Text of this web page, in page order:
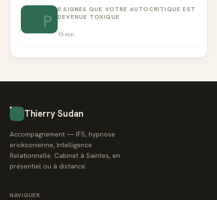
P
5 SIGNES QUE VOTRE AUTOCRITIQUE EST
DEVENUE TOXIQUE
13 min
Thierry Sudan
Accompagnement — IFS, hypnose
ericksonienne, Intelligence
Relationnelle. Cabinet à Saintes, en
présentiel ou à distance.
NAVIGUER